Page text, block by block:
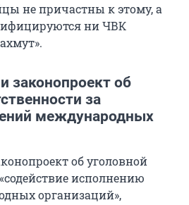
не причастны к этому, а
ни ЧВК
законопроект об
за
международных
об уголовной
исполнению
организаций»,